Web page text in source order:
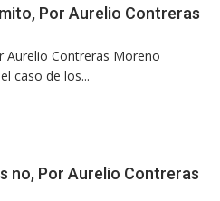
Por Aurelio Contreras
Aurelio Contreras Moreno
caso de los...
no, Por Aurelio Contreras